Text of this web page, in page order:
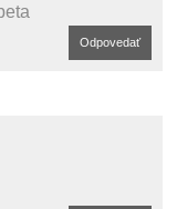
Odpovedať